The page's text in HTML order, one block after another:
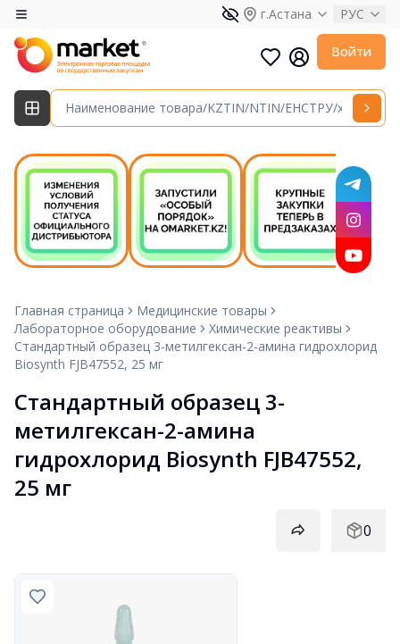
г.Астана РУС
Войти
Главная страница
Медицинские товары
Лабораторное оборудование
Химические реактивы
Стандартный образец 3-метилгексан-2-амина гидрохлорид
Biosynth FJB47552, 25 мг
Стандартный образец 3-
метилгексан-2-амина
гидрохлорид Biosynth FJB47552,
25 мг
0